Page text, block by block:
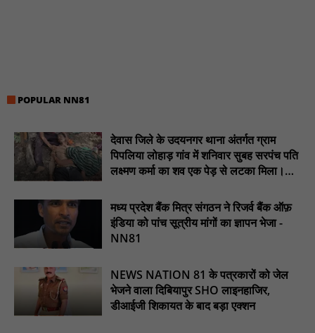
प्रस्तावित कार्यक्रम स्थल की सुरक्षा व्यवस्था एवं अन्य विभिन्न बिन्दुओं पर
गहनता एवं सूक्ष्मता से निरीक्षण कर सम्बन्धित को आवश्यक दिशा-निर्देश दिया
गया : NN81
इंदिरा मिनी स्टेडियम में मुख्य समारोह स्थल का निरीक्षण कर अधिकारियों को
दिए समय-सीमा में तैयारी पूर्ण करने के निर्देश : NN81
₹10 न्यूनतम किराया, ₹2 प्रति किमी दर: सिवनी में बस यात्रियों पर बढ़ेगा
आर्थिक दबाव, राजपत्र में नई किराया दरें: NN81
चिरूनी गांव को मिली सड़क की सौगात, डेढ़ किमी रोड मंजूर होते ही ग्रामीणों में
छाई खुशी : NN81
ईदगाह परिसर में वृक्षारोपण कर मनाया गया इमरान प्रतापगढ़ी जी का जन्मदिन
POPULAR NN81
देवास जिले के उदयनगर थाना अंतर्गत ग्राम
पिपलिया लोहाड़ गांव में शनिवार सुबह सरपंच पति
लक्ष्मण कर्मा का शव एक पेड़ से लटका मिला।
मध्य प्रदेश बैंक मित्र संगठन ने रिजर्व बैंक ऑफ़
इंडिया को पांच सूत्रीय मांगों का ज्ञापन भेजा -
NN81
NEWS NATION 81 के पत्रकारों को जेल
भेजने वाला दिबियापुर SHO लाइनहाजिर,
डीआईजी शिकायत के बाद बड़ा एक्शन